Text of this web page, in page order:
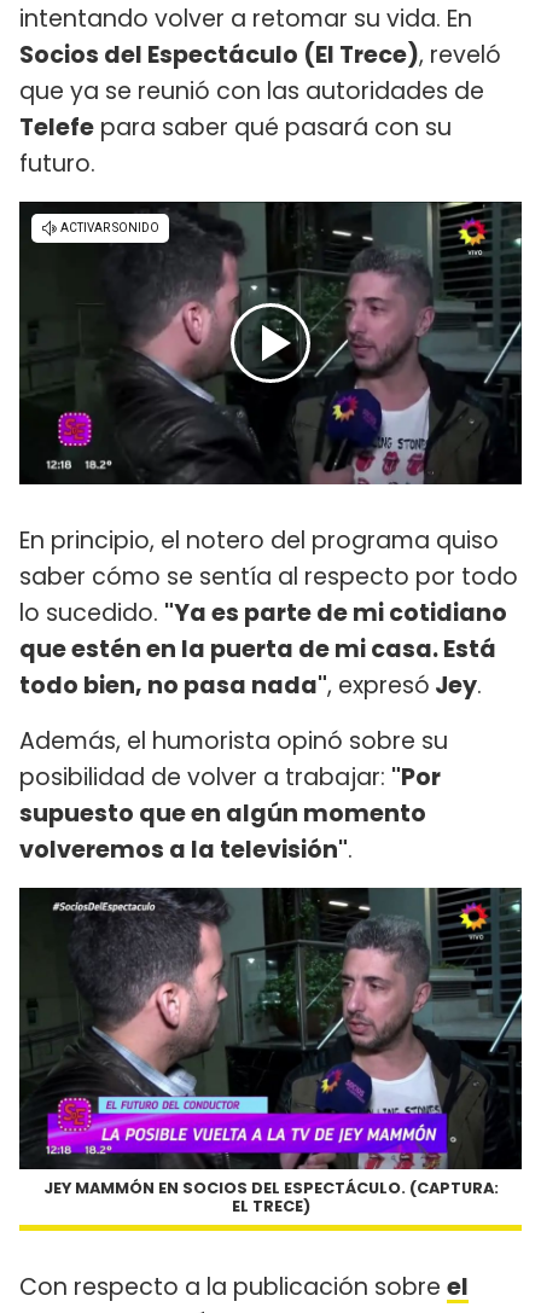
intentando volver a retomar su vida. En
Socios del Espectáculo (El Trece), reveló
que ya se reunió con las autoridades de
Telefe para saber qué pasará con su
futuro.
En principio, el notero del programa quiso
saber cómo se sentía al respecto por todo
lo sucedido. "Ya es parte de mi cotidiano
que estén en la puerta de mi casa. Está
todo bien, no pasa nada", expresó Jey.
Además, el humorista opinó sobre su
posibilidad de volver a trabajar: "Por
supuesto que en algún momento
volveremos a la televisión".
JEY MAMMÓN EN SOCIOS DEL ESPECTÁCULO. (CAPTURA:
EL TRECE)
Con respecto a la publicación sobre el